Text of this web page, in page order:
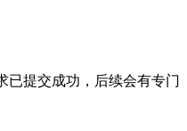
已提交成功，后续会有专门